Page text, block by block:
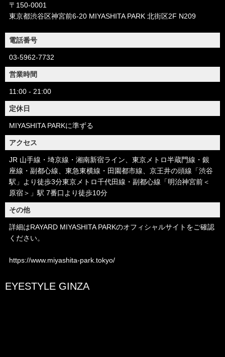
〒150-0001
東京都渋谷区神宮前6-20 MIYASHITA PARK 北街区2F N209
電話番号
03-5962-7732
営業時間
11:00 - 21:00
定休日
MIYASHITA PARKに準ずる
アクセス
JR 山手線・埼京線・湘南新宿ライン、東京メトロ半蔵門線・銀
座線・副都心線、東急東横線・田園都市線、京王井の頭線「渋谷
駅」より徒歩3分東京メトロ千代田線・副都心線「明治神宮前＜
原宿＞」駅 7番口より徒歩10分
その他
詳細はRAYARD MIYASHITA PARKのオフィシャルサイトをご確認
ください。
https://www.miyashita-park.tokyo/
EYESTYLE GINZA